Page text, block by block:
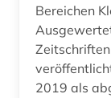
Bereichen
2019 als